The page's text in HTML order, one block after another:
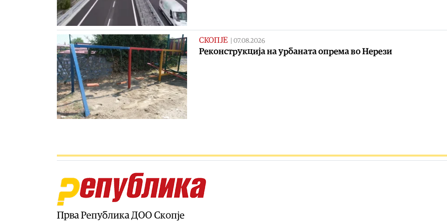
СКОПЈЕ 07.08.2026
Реконструкција на урбаната опрема во Нерези
Прва Република ДОО Скопје